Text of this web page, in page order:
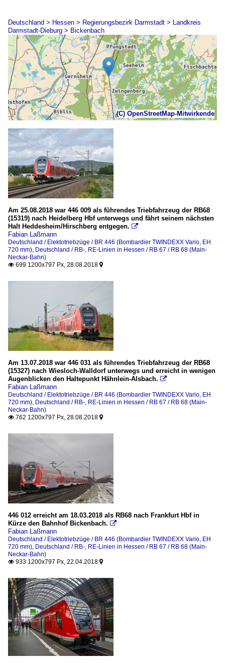
Deutschland > Hessen > Regierungsbezirk Darmstadt > Landkreis
Darmstadt-Dieburg > Bickenbach
(C) OpenStreetMap-Mitwirkende
Am 25.08.2018 war 446 009 als führendes Triebfahrzeug der RB68
(15319) nach Heidelberg Hbf unterwegs und fährt seinem nächsten
Halt Heddesheim/Hirschberg entgegen. 
Fabian Laßmann
Deutschland / Elektotriebzüge / BR 446 (Bombardier TWINDEXX Vario, EH
720 mm) Deutschland / RB-, RE-Linien in Hessen / RB 67 / RB 68 (Main-
Neckar-Bahn)
 699 1200x797 Px, 28.08.2018 
Am 13.07.2018 war 446 031 als führendes Triebfahrzeug der RB68
(15327) nach Wiesloch-Walldorf unterwegs und erreicht in wenigen
Augenblicken den Haltepunkt Hähnlein-Alsbach. 
Fabian Laßmann
Deutschland / Elektotriebzüge / BR 446 (Bombardier TWINDEXX Vario, EH
720 mm) Deutschland / RB-, RE-Linien in Hessen / RB 67 / RB 68 (Main-
Neckar-Bahn)
 762 1200x797 Px, 28.08.2018 
446 012 erreicht am 18.03.2018 als RB68 nach Frankfurt Hbf in
Kürze den Bahnhof Bickenbach. 
Fabian Laßmann
Deutschland / Elektotriebzüge / BR 446 (Bombardier TWINDEXX Vario, EH
720 mm) Deutschland / RB-, RE-Linien in Hessen / RB 67 / RB 68 (Main-
Neckar-Bahn)
 933 1200x797 Px, 22.04.2018 